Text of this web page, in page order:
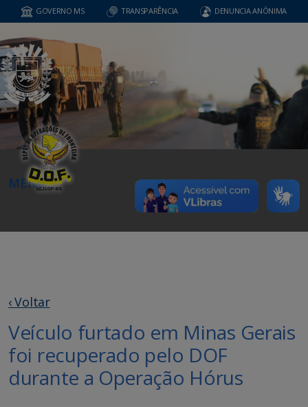
GOVERNO MS TRANSPARÊNCIA DENUNCIA ANÔNIMA
MENU
‹ Voltar
Veículo furtado em Minas Gerais
foi recuperado pelo DOF
durante a Operação Hórus